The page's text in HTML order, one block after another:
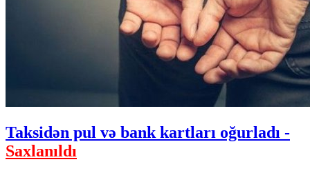
Taksidən pul və bank kartları oğurladı -
Saxlanıldı